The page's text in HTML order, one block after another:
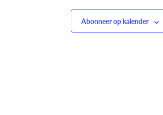
Abonneer op kalender